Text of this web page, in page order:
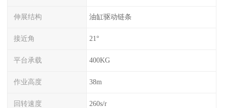
伸展结构 油缸驱动链条
接近角 21°
平台承载 400KG
作业高度 38m
回转速度 260s/r